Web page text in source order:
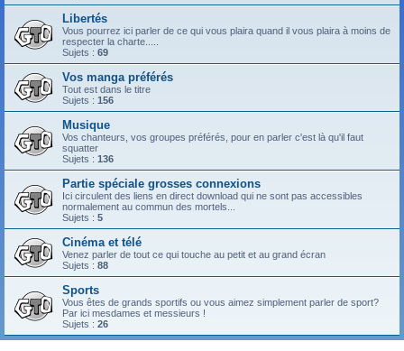
Libertés
Vous pourrez ici parler de ce qui vous plaira quand il vous plaira à moins de
respecter la charte.....
Sujets : 69
Vos manga préférés
Tout est dans le titre
Sujets : 156
Musique
Vos chanteurs, vos groupes préférés, pour en parler c'est là qu'il faut
squatter
Sujets : 136
Partie spéciale grosses connexions
Ici circulent des liens en direct download qui ne sont pas accessibles
normalement au commun des mortels...
Sujets : 5
Cinéma et télé
Venez parler de tout ce qui touche au petit et au grand écran
Sujets : 88
Sports
Vous êtes de grands sportifs ou vous aimez simplement parler de sport?
Par ici mesdames et messieurs !
Sujets : 26